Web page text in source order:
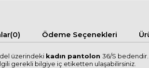
(0) Ödeme Seçenekleri
üzerindeki kadın pantolon 36/S bedendir.
gerekli bilgiye iç etiketten ulaşabilirsiniz.